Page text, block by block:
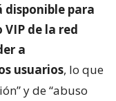
disponible para
de la red
a
usuarios, lo que
y de “abuso